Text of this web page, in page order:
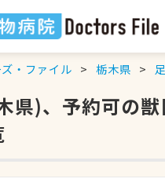
・ファイル 栃木県
県)、予約可の